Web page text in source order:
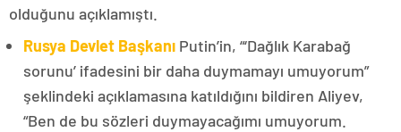
olduğunu açıklamıştı.
Rusya Devlet Başkanı Putin’in, “‘Dağlık Karabağ
sorunu’ ifadesini bir daha duymamayı umuyorum”
şeklindeki açıklamasına katıldığını bildiren Aliyev,
“Ben de bu sözleri duymayacağımı umuyorum.